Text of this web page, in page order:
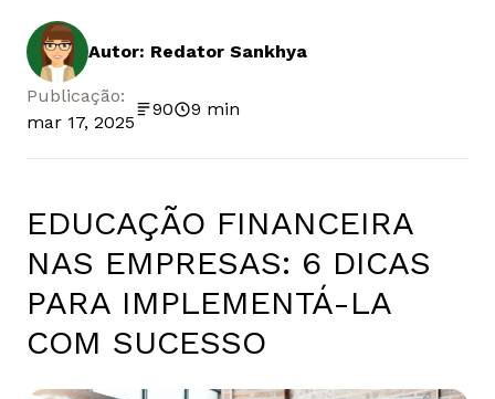
Autor: Redator Sankhya
Publicação:
mar 17, 2025
90 9 min
EDUCAÇÃO FINANCEIRA
NAS EMPRESAS: 6 DICAS
PARA IMPLEMENTÁ-LA
COM SUCESSO